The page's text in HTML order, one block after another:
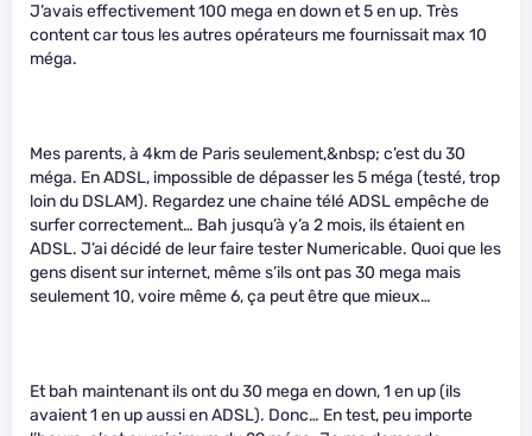
J’avais effectivement 100 mega en down et 5 en up. Très
content car tous les autres opérateurs me fournissait max 10
méga.
Mes parents, à 4km de Paris seulement,&nbsp; c’est du 30
méga. En ADSL, impossible de dépasser les 5 méga (testé, trop
loin du DSLAM). Regardez une chaine télé ADSL empêche de
surfer correctement… Bah jusqu’à y’a 2 mois, ils étaient en
ADSL. J’ai décidé de leur faire tester Numericable. Quoi que les
gens disent sur internet, même s’ils ont pas 30 mega mais
seulement 10, voire même 6, ça peut être que mieux…
Et bah maintenant ils ont du 30 mega en down, 1 en up (ils
avaient 1 en up aussi en ADSL). Donc… En test, peu importe